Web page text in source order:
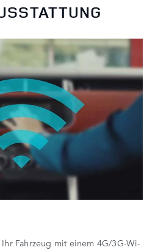
Fahrzeug mit einem 4G/3G-Wi-